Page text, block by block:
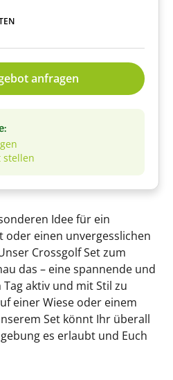
anfragen
stellen
Idee für ein
oder einen unvergesslichen
Crossgolf Set zum
das – eine spannende und
aktiv und mit Stil zu
einer Wiese oder einem
Set könnt Ihr überall
es erlaubt und Euch